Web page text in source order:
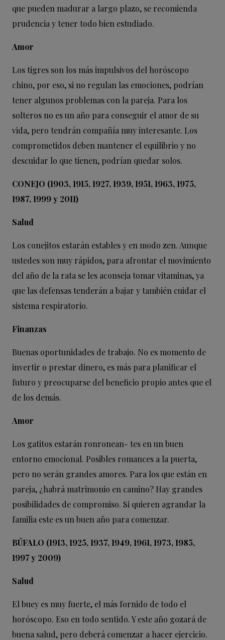
que pueden madurar a largo plazo, se recomienda
prudencia y tener todo bien estudiado.
Amor
Los tigres son los más impulsivos del horóscopo
chino, por eso, si no regulan las emociones, podrían
tener algunos problemas con la pareja. Para los
solteros no es un año para conseguir el amor de su
vida, pero tendrán compañía muy interesante. Los
comprometidos deben mantener el equilibrio y no
descuidar lo que tienen, podrían quedar solos.
CONEJO (1903, 1915, 1927, 1939, 1951, 1963, 1975,
1987, 1999 y 2011)
Salud
Los conejitos estarán estables y en modo zen. Aunque
ustedes son muy rápidos, para afrontar el movimiento
del año de la rata se les aconseja tomar vitaminas, ya
que las defensas tenderán a bajar y también cuidar el
sistema respiratorio.
Finanzas
Buenas oportunidades de trabajo. No es momento de
invertir o prestar dinero, es más para planificar el
futuro y preocuparse del beneficio propio antes que el
de los demás.
Amor
Los gatitos estarán ronronean- tes en un buen
entorno emocional. Posibles romances a la puerta,
pero no serán grandes amores. Para los que están en
pareja, ¿habrá matrimonio en camino? Hay grandes
posibilidades de compromiso. Si quieren agrandar la
familia este es un buen año para comenzar.
BÚFALO (1913, 1925, 1937, 1949, 1961, 1973, 1985,
1997 y 2009)
Salud
El buey es muy fuerte, el más fornido de todo el
horóscopo. Eso en todo sentido. Y este año gozará de
buena salud, pero deberá comenzar a hacer ejercicio.